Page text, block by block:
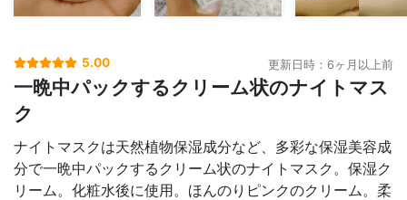
5.00 更新日時：6ヶ月以上前
一晩中パックするクリーム状のナイトマス
ク
ナイトマスクは天然植物保湿成分など、多彩な保湿美容成
分で一晩中パックするクリーム状のナイトマスク。保湿ク
リーム。化粧水後に使用。ほんのりピンクのクリーム。柔